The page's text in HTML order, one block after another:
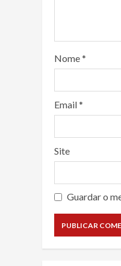
Nome*
Email*
Site
Guardar o